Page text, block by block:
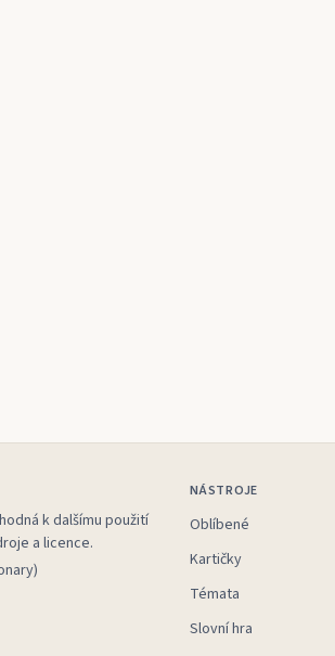
k dalšímu použití
a licence.
NÁSTROJE
Oblíbené
Kartičky
Témata
Slovní hra